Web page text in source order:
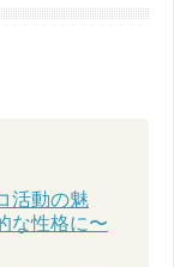
活動の魅
な性格に〜